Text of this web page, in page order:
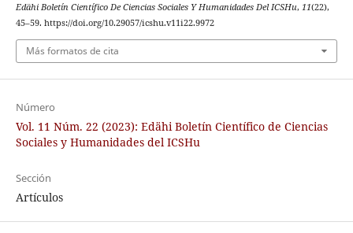
Edähi Boletín Científico De Ciencias Sociales Y Humanidades Del ICSHu, 11(22),
45–59. https://doi.org/10.29057/icshu.v11i22.9972
Más formatos de cita
Número
Vol. 11 Núm. 22 (2023): Edähi Boletín Científico de Ciencias
Sociales y Humanidades del ICSHu
Sección
Artículos